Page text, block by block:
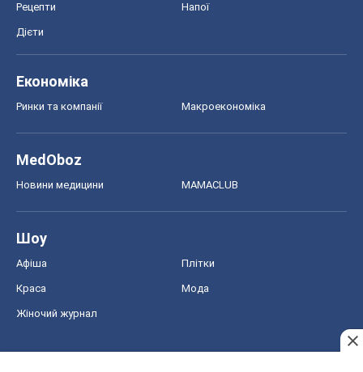
Рецепти Напої
Дієти
Економіка
Ринки та компанії Макроекономіка
MedOboz
Новини медицини MAMACLUB
Шоу
Афіша Плітки
Краса Мода
Жіночий журнал